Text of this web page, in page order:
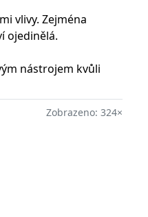
vlivy. Zejména
ojedinělá.
nástrojem kvůli
Zobrazeno: 324×